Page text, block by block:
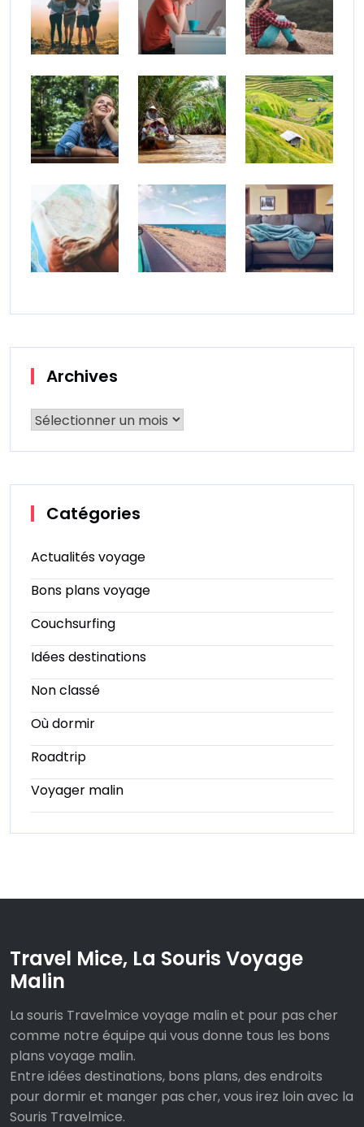
Archives
Catégories
Actualités voyage
Bons plans voyage
Couchsurfing
Idées destinations
Non classé
Où dormir
Roadtrip
Voyager malin
Travel Mice, La Souris Voyage
Malin
La souris Travelmice voyage malin et pour pas cher
comme notre équipe qui vous donne tous les bons
plans voyage malin.
Entre idées destinations, bons plans, des endroits
pour dormir et manger pas cher, vous irez loin avec la
Souris Travelmice.